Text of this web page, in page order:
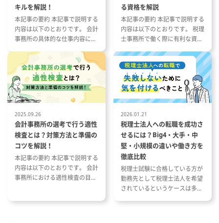
める場所
キルを解説！
本記事の要約 本記事で説明する
内容は以下のとおりです。 会計
事務所の具体的な仕事内容につ
繁忙期について 会計事務所で働
く際に役立つ資格や経験につい
て
る資格を解説
本記事の要約 本記事で説明する
内容は以下のとおりです。 税理
士事務所で働く際に有利な資格
内容と資格が与える影響 資格や
スキルを活かした税理士事務所
への転職成功事例
2025.09.26
会計事務所の選考で行う適性
検査とは？対策方法と準備の
コツを解説！
本記事の要約 本記事で説明する
内容は以下のとおりです。 会計
事務所における適性検査の目的
2026.01.21
税理士法人への転職を成功さ
せるには？Big4・大手・中
堅・小規模の違いや働き方を
徹底比較
税理士試験に合格している方が
勤務先として税理士法人を希望
されているというケースは多い